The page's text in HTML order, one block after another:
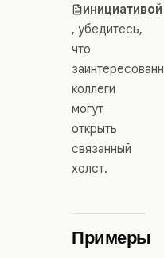
инициативой
, убедитесь,
что
коллеги
могут
открыть
связанный
холст.
Примеры